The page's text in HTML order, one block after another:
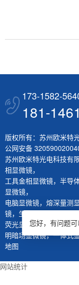
173-1582-
181-
版权所有：苏州欧米特
公网安备
苏州欧米特光电科技有
相显微镜，
工具金相显微镜， 半导
显微镜，
电脑显微镜， 熔深量测
镜， 生物显微镜，
荧光显微镜， 红外显微
明暗场显微镜，一体式
地图
网站统计
您好，有问题可